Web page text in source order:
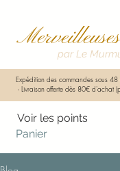
Panier
Expédition des commandes sous
- Livraison offerte dès 80€ d'achat
par Le
Voir les points